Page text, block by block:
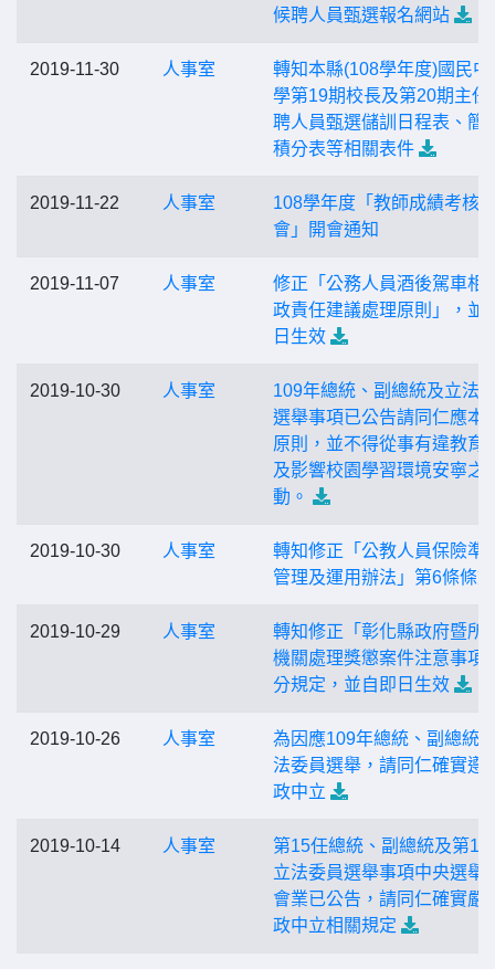
候聘人員甄選報名網站
2019-11-30 人事室
轉知本縣(108學年度)國民中
學第19期校長及第20期主任
聘人員甄選儲訓日程表、簡
積分表等相關表件
2019-11-22 人事室
108學年度「教師成績考核
會」開會通知
2019-11-07 人事室
修正「公務人員酒後駕車相
政責任建議處理原則」，並
日生效
2019-10-30 人事室
109年總統、副總統及立法
選舉事項已公告請同仁應本
原則，並不得從事有違教育
及影響校園學習環境安寧之
動。
2019-10-30 人事室
轉知修正「公教人員保險準
管理及運用辦法」第6條條文
2019-10-29 人事室
轉知修正「彰化縣政府暨所
機關處理獎懲案件注意事項
分規定，並自即日生效
2019-10-26 人事室
為因應109年總統、副總統
法委員選舉，請同仁確實遵
政中立
2019-10-14 人事室
第15任總統、副總統及第10
立法委員選舉事項中央選舉
會業已公告，請同仁確實嚴
政中立相關規定